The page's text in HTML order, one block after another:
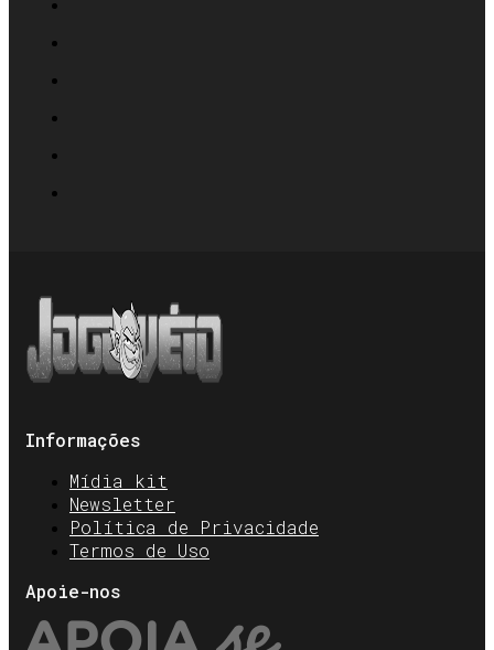
Informações
Mídia kit
Newsletter
Política de Privacidade
Termos de Uso
Apoie-nos